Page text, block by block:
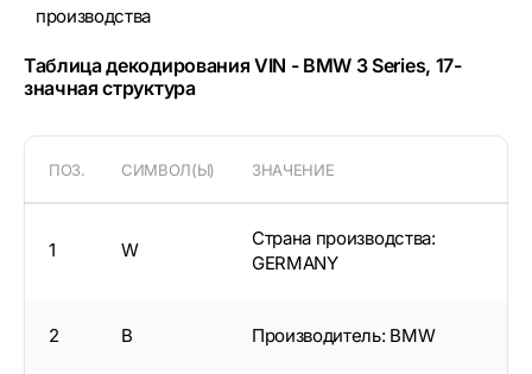
производства
Таблица декодирования VIN - BMW 3 Series, 17-
значная структура
ПОЗ. СИМВОЛ(Ы) ЗНАЧЕНИЕ
1 W
Страна производства:
GERMANY
2 B Производитель: BMW